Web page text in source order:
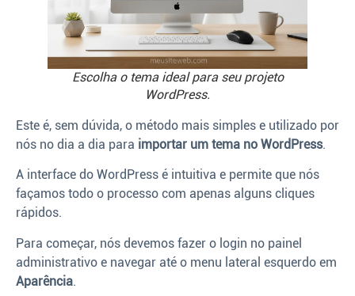
Escolha o tema ideal para seu projeto
WordPress.
Este é, sem dúvida, o método mais simples e utilizado por
nós no dia a dia para importar um tema no WordPress.
A interface do WordPress é intuitiva e permite que nós
façamos todo o processo com apenas alguns cliques
rápidos.
Para começar, nós devemos fazer o login no painel
administrativo e navegar até o menu lateral esquerdo em
Aparência.